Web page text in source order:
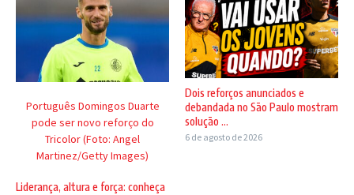
Português Domingos Duarte
pode ser novo reforço do
Tricolor (Foto: Angel
Martinez/Getty Images)
Liderança, altura e força: conheça
Dois reforços anunciados e
debandada no São Paulo mostram
solução ...
6 de agosto de 2026